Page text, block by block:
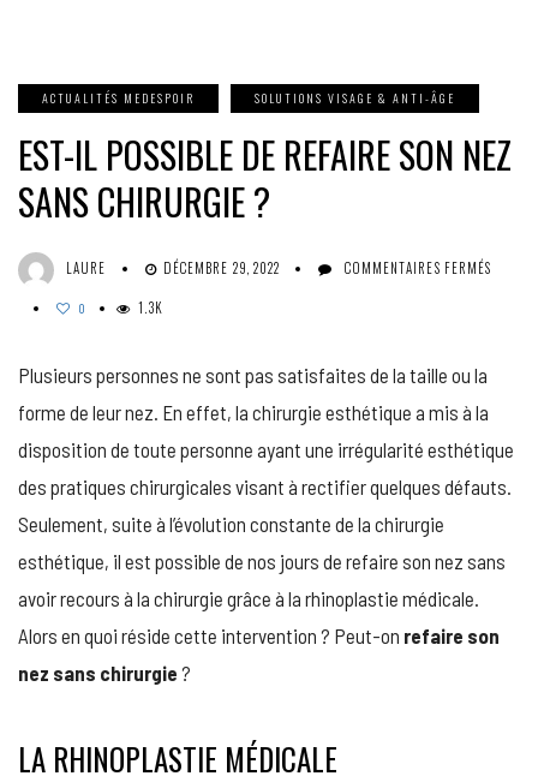
ACTUALITÉS MEDESPOIR SOLUTIONS VISAGE & ANTI-ÂGE
EST-IL POSSIBLE DE REFAIRE SON NEZ
SANS CHIRURGIE ?
LAURE DÉCEMBRE 29, 2022 COMMENTAIRES FERMÉS
SANS
0 1.3K
Plusieurs personnes ne sont pas satisfaites de la taille ou la
forme de leur nez. En effet, la chirurgie esthétique a mis à la
disposition de toute personne ayant une irrégularité esthétique
des pratiques chirurgicales visant à rectifier quelques défauts.
Seulement, suite à l’évolution constante de la chirurgie
esthétique, il est possible de nos jours de refaire son nez sans
avoir recours à la chirurgie grâce à la rhinoplastie médicale.
Alors en quoi réside cette intervention ? Peut-on refaire son
nez sans chirurgie ?
LA RHINOPLASTIE MÉDICALE